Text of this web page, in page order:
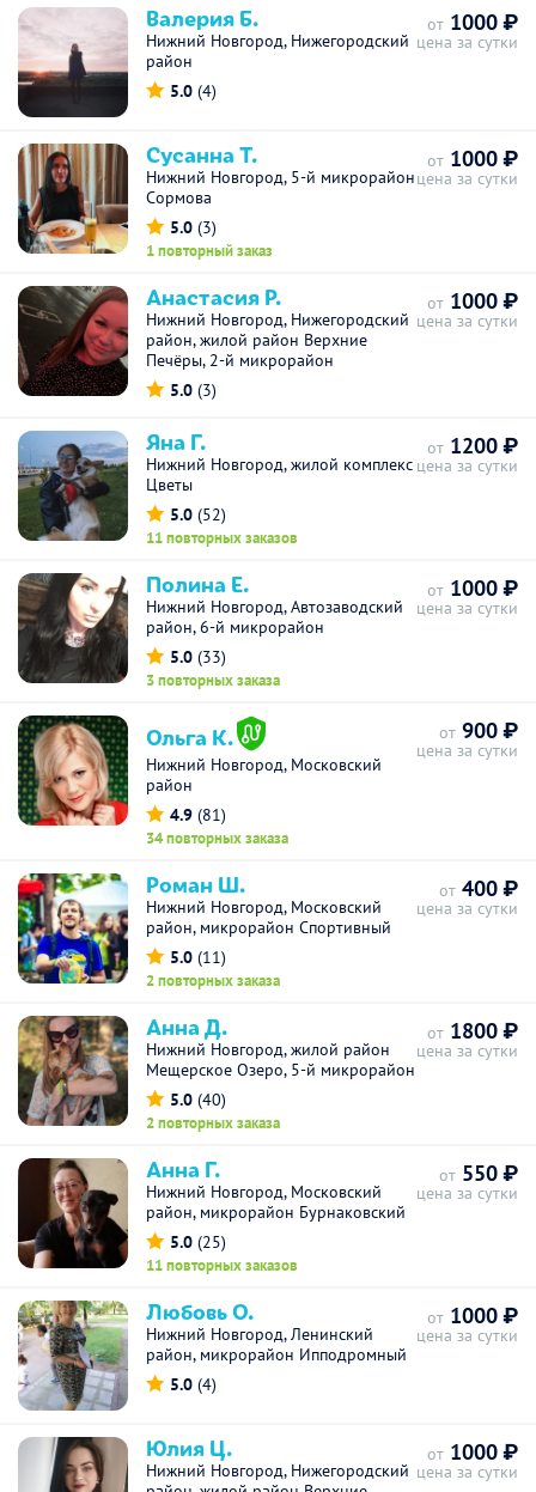
Валерия Б.
Нижний Новгород, Нижегородский
район
5.0 (4)
от 1000 ₽
цена за сутки
Сусанна Т.
Нижний Новгород, 5-й микрорайон
Сормова
5.0 (3)
1 повторный заказ
от 1000 ₽
цена за сутки
Анастасия Р.
Нижний Новгород, Нижегородский
район, жилой район Верхние
Печёры, 2-й микрорайон
5.0 (3)
от 1000 ₽
цена за сутки
Яна Г.
Нижний Новгород, жилой комплекс
Цветы
5.0 (52)
11 повторных заказов
от 1200 ₽
цена за сутки
Полина Е.
Нижний Новгород, Автозаводский
район, 6-й микрорайон
5.0 (33)
3 повторных заказа
от 1000 ₽
цена за сутки
Ольга К.
Нижний Новгород, Московский
район
4.9 (81)
34 повторных заказа
от 900 ₽
цена за сутки
Роман Ш.
Нижний Новгород, Московский
район, микрорайон Спортивный
5.0 (11)
2 повторных заказа
от 400 ₽
цена за сутки
Анна Д.
Нижний Новгород, жилой район
Мещерское Озеро, 5-й микрорайон
5.0 (40)
2 повторных заказа
от 1800 ₽
цена за сутки
Анна Г.
Нижний Новгород, Московский
район, микрорайон Бурнаковский
5.0 (25)
11 повторных заказов
от 550 ₽
цена за сутки
Любовь О.
Нижний Новгород, Ленинский
район, микрорайон Ипподромный
5.0 (4)
от 1000 ₽
цена за сутки
Юлия Ц.
Нижний Новгород, Нижегородский
от 1000 ₽
цена за сутки